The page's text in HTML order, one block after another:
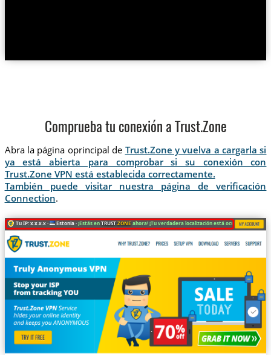
Comprueba tu conexión a Trust.Zone
Abra la página oprincipal de Trust.Zone y vuelva a cargarla si
ya está abierta para comprobar si su conexión con
Trust.Zone VPN está establecida correctamente.
También puede visitar nuestra página de verificación
Connection.
Tu IP: x.x.x.x · Estonia ·¡Estás enTRUST.ZONE ahora! ¡Tu verdadera localización está oculta!